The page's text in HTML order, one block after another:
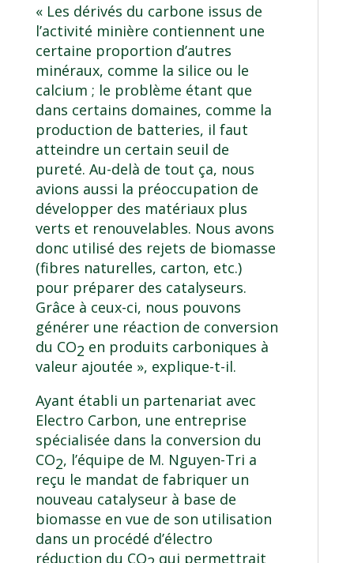
« Les dérivés du carbone issus de
l’activité minière contiennent une
certaine proportion d’autres
minéraux, comme la silice ou le
calcium ; le problème étant que
dans certains domaines, comme la
production de batteries, il faut
atteindre un certain seuil de
pureté. Au-delà de tout ça, nous
avions aussi la préoccupation de
développer des matériaux plus
verts et renouvelables. Nous avons
donc utilisé des rejets de biomasse
(fibres naturelles, carton, etc.)
pour préparer des catalyseurs.
Grâce à ceux-ci, nous pouvons
générer une réaction de conversion
du CO2 en produits carboniques à
valeur ajoutée », explique-t-il.
Ayant établi un partenariat avec
Electro Carbon, une entreprise
spécialisée dans la conversion du
CO2, l’équipe de M. Nguyen-Tri a
reçu le mandat de fabriquer un
nouveau catalyseur à base de
biomasse en vue de son utilisation
dans un procédé d’électro
réduction du CO
qui permettrait